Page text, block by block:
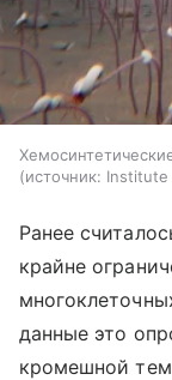
источник: Institute
Ранее
крайне
данные это
кромешной